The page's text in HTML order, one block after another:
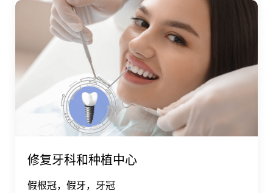
修复牙科和种植中心
假根冠，假牙，牙冠